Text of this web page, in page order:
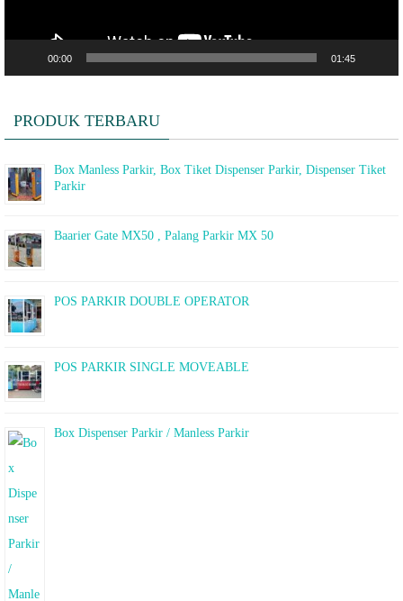
00:00 01:45
PRODUK TERBARU
Box Manless Parkir, Box Tiket Dispenser Parkir, Dispenser Tiket
Parkir
Baarier Gate MX50 , Palang Parkir MX 50
POS PARKIR DOUBLE OPERATOR
POS PARKIR SINGLE MOVEABLE
Box Dispenser Parkir / Manless Parkir